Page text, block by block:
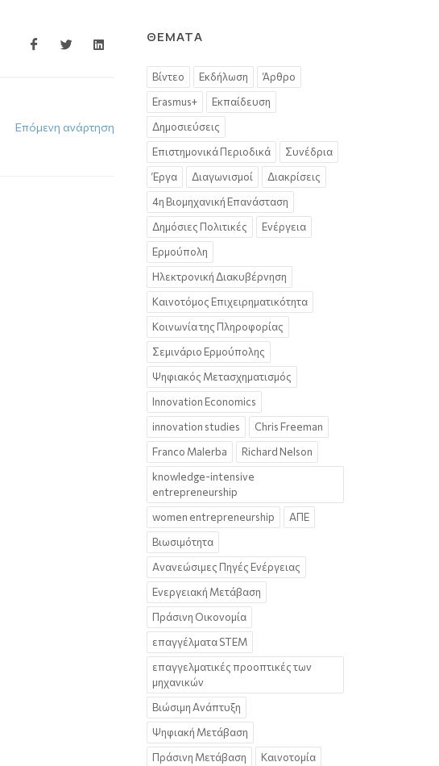
Επόμενη ανάρτηση
ΘΈΜΑΤΑ
Βίντεο Εκδήλωση
Άρθρο
Erasmus+
Εκπαίδευση
Δημοσιεύσεις
Επιστημονικά Περιοδικά
Συνέδρια
Έργα
Διαγωνισμοί
Διακρίσεις
4η Βιομηχανική Επανάσταση
Δημόσιες Πολιτικές
Ενέργεια
Ερμούπολη
Ηλεκτρονική Διακυβέρνηση
Καινοτόμος Επιχειρηματικότητα
Κοινωνία της Πληροφορίας
Σεμινάριο Ερμούπολης
Ψηφιακός Μετασχηματισμός
Innovation Economics
innovation studies
Chris Freeman
Franco Malerba
Richard Nelson
knowledge-intensive
entrepreneurship
women entrepreneurship
ΑΠΕ
Βιωσιμότητα
Ανανεώσιμες Πηγές Ενέργειας
Ενεργειακή Μετάβαση
Πράσινη Οικονομία
επαγγέλματα STEM
επαγγελματικές προοπτικές των
μηχανικών
Βιώσιμη Ανάπτυξη
Ψηφιακή Μετάβαση
Πράσινη Μετάβαση
Καινοτομία